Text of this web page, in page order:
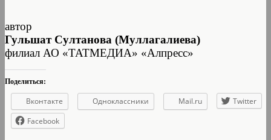
автор
Гульшат Султанова (Муллагалиева)
филиал АО «ТАТМЕДИА» «Алпресс»
Поделиться:
Вконтакте Одноклассники Mail.ru
Twitter
Facebook